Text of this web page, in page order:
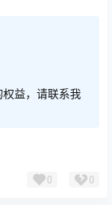
益，请联系我
0 0